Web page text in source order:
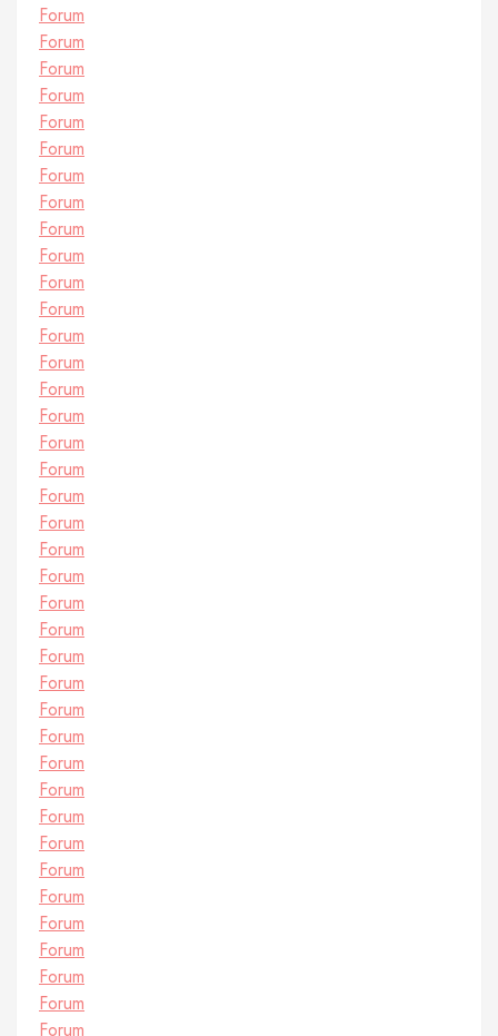
Forum
Forum
Forum
Forum
Forum
Forum
Forum
Forum
Forum
Forum
Forum
Forum
Forum
Forum
Forum
Forum
Forum
Forum
Forum
Forum
Forum
Forum
Forum
Forum
Forum
Forum
Forum
Forum
Forum
Forum
Forum
Forum
Forum
Forum
Forum
Forum
Forum
Forum
Forum